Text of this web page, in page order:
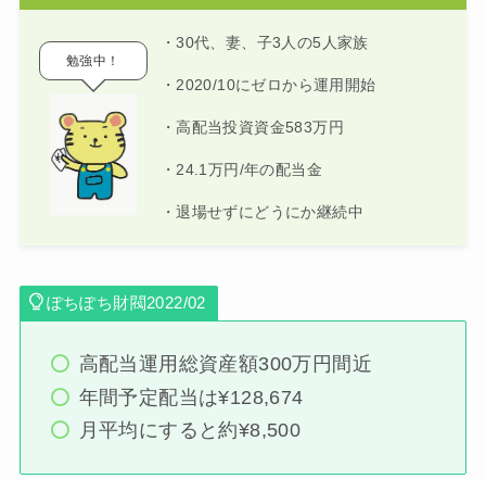
・30代、妻、子3人の5人家族
・2020/10にゼロから運用開始
・高配当投資資金583万円
・24.1万円/年の配当金
・退場せずにどうにか継続中
勉強中！
ぽちぽち財閥2022/02
高配当運用総資産額300万円間近
年間予定配当は¥128,674
月平均にすると約¥8,500